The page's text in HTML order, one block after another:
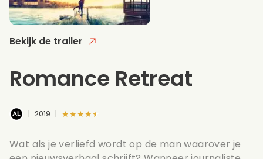
Bekijk de trailer
Romance Retreat
| 2019 | ★★★★★
Wat als je verliefd wordt op de man waarover je